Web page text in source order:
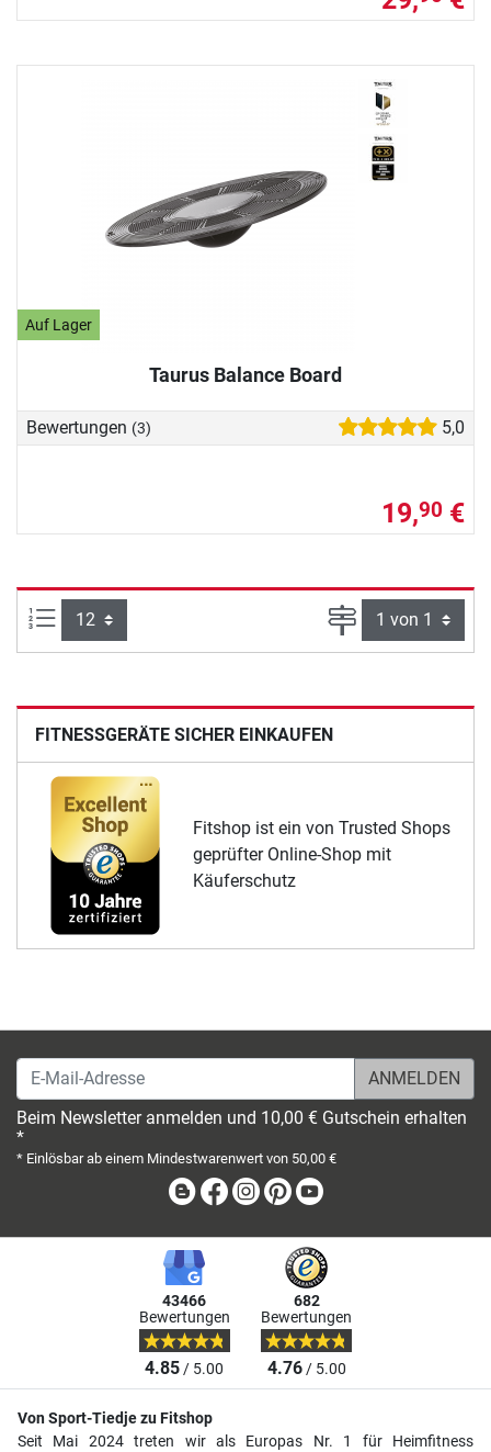
Auf Lager
Taurus Balance Board
Bewertungen (3) 5,0
19,90 €
Artikel pro Seite: Seite
FITNESSGERÄTE SICHER EINKAUFEN
Fitshop ist ein von Trusted Shops
geprüfter Online-Shop mit
Käuferschutz
E-Mail-Adresse
Beim Newsletter anmelden und 10,00 € Gutschein erhalten
*
* Einlösbar ab einem Mindestwarenwert von 50,00 €
BlogFacebook
Instagram
Pinterest
43466
Bewertungen
4.85/ 5.00
682
Bewertungen
4.76/ 5.00
Von Sport-Tiedje zu Fitshop
Seit Mai 2024 treten wir als Europas Nr. 1 für Heimfitness